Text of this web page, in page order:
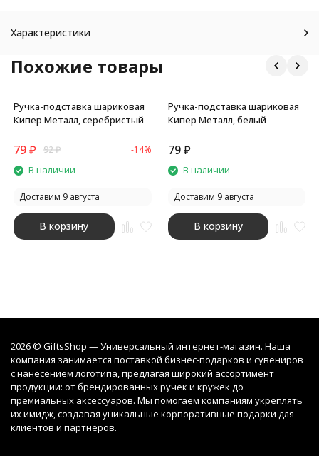
Характеристики
Похожие товары
Ручка-подставка шариковая
Кипер Металл, серебристый
79₽ 92₽ -14%
В наличии
Доставим 9 августа
В корзину
Ручка-подставка шариковая
Кипер Металл, белый
79 ₽
В наличии
Доставим 9 августа
В корзину
2026 © GiftsShop — Универсальный интернет-магазин. Наша
компания занимается поставкой бизнес-подарков и сувениров
с нанесением логотипа, предлагая широкий ассортимент
продукции: от брендированных ручек и кружек до
премиальных аксессуаров. Мы помогаем компаниям укреплять
их имидж, создавая уникальные корпоративные подарки для
клиентов и партнеров.